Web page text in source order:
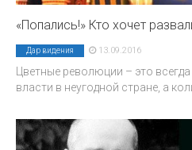
«Попались!» Кто хочет
Дар видения 13.09.2016
Цветные революции – это
власти в неугодной стране, а